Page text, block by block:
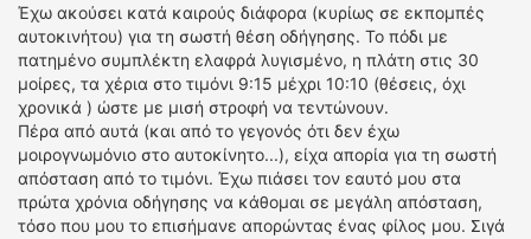
Έχω ακούσει κατά καιρούς διάφορα (κυρίως σε εκπομπές
αυτοκινήτου) για τη σωστή θέση οδήγησης. Το πόδι με
πατημένο συμπλέκτη ελαφρά λυγισμένο, η πλάτη στις 30
μοίρες, τα χέρια στο τιμόνι 9:15 μέχρι 10:10 (θέσεις, όχι
χρονικά ) ώστε με μισή στροφή να τεντώνουν.
Πέρα από αυτά (και από το γεγονός ότι δεν έχω
μοιρογνωμόνιο στο αυτοκίνητο...), είχα απορία για τη σωστή
απόσταση από το τιμόνι. Έχω πιάσει τον εαυτό μου στα
πρώτα χρόνια οδήγησης να κάθομαι σε μεγάλη απόσταση,
τόσο που μου το επισήμανε απορώντας ένας φίλος μου. Σιγά